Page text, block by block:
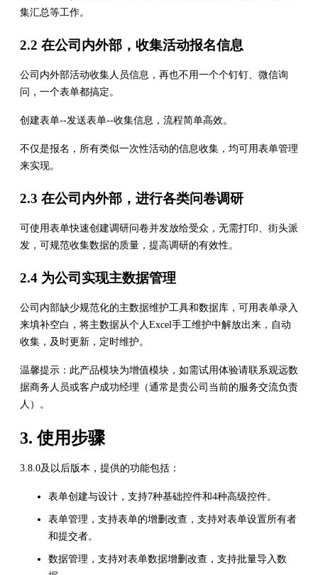
集汇总等工作。
2.2 在公司内外部，收集活动报名信息
公司内外部活动收集人员信息，再也不用一个个钉钉、微信询
问，一个表单都搞定。
创建表单--发送表单--收集信息，流程简单高效。
不仅是报名，所有类似一次性活动的信息收集，均可用表单管理
来实现。
2.3 在公司内外部，进行各类问卷调研
可使用表单快速创建调研问卷并发放给受众，无需打印、街头派
发，可规范收集数据的质量，提高调研的有效性。
2.4 为公司实现主数据管理
公司内部缺少规范化的主数据维护工具和数据库，可用表单录入
来填补空白，将主数据从个人Excel手工维护中解放出来，自动
收集，及时更新，定时维护。
温馨提示：此产品模块为增值模块，如需试用体验请联系观远数
据商务人员或客户成功经理（通常是贵公司当前的服务交流负责
人）。
3. 使用步骤
3.8.0及以后版本，提供的功能包括：
表单创建与设计，支持7种基础控件和4种高级控件。
表单管理，支持表单的增删改查，支持对表单设置所有者
和提交者。
数据管理，支持对表单数据增删改查，支持批量导入数